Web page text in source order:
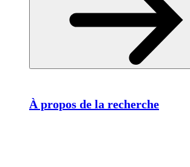
À propos de la recherche